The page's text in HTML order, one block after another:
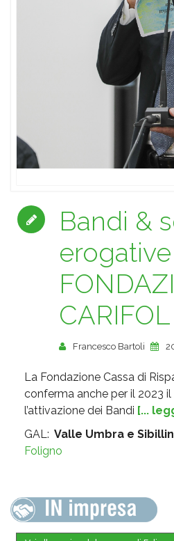
Bandi &
CARIFOL
Francesco Bartoli
La Fondazione Cassa di
conferma anche per il 2023
l’attivazione dei Bandi [...
GAL: Valle Umbra e
Foligno